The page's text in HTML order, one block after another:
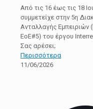
Από τις 16 έως τις 18
συμμετείχε στην 5η
Ανταλλαγής Εμπειριών
EoE#5) του έργου
Σας αρέσει;
Περισσότερα
11/06/2026